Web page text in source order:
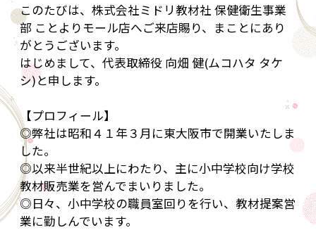
このたびは、株式会社ミドリ教材社 保健衛生事業
部 ことよりモール店へご来店賜り、まことにあり
がとうございます。
はじめまして、代表取締役 向畑 健(ムコハタ タケ
シ)と申します。
【プロフィール】
◎弊社は昭和４１年３月に東大阪市で開業いたしま
した。
◎以来半世紀以上にわたり、主に小中学校向け学校
教材販売業を営んでまいりました。
◎日々、小中学校の職員室回りを行い、教材提案営
業に勤しんでいます。